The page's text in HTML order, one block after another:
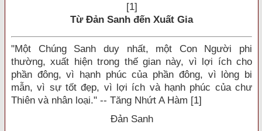
[1]
Từ Đản Sanh đến Xuất Gia
"Một Chúng Sanh duy nhất, một Con Người phi
thường, xuất hiện trong thế gian này, vì lợi ích cho
phần đông, vì hạnh phúc của phần đông, vì lòng bi
mẫn, vì sự tốt đẹp, vì lợi ích và hạnh phúc của chư
Thiên và nhân loại." -- Tăng Nhứt A Hàm [1]
Đản Sanh